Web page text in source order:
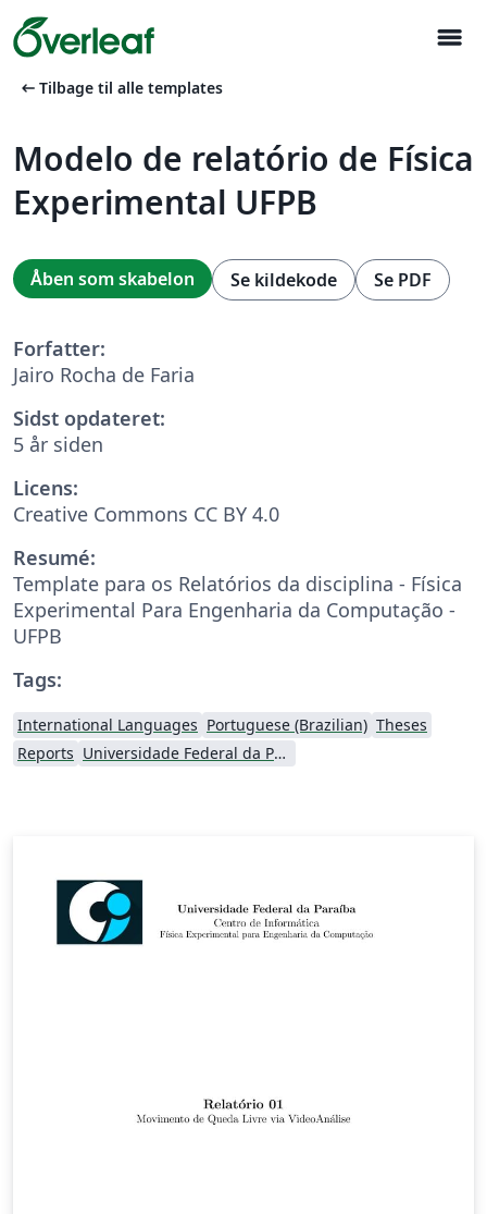
menu
arrow_left_alt Tilbage til alle templates
Modelo de relatório de Física
Experimental UFPB
Åben som skabelon Se kildekode Se PDF
Forfatter:
Jairo Rocha de Faria
Sidst opdateret:
5 år siden
Licens:
Creative Commons CC BY 4.0
Resumé:
Template para os Relatórios da disciplina - Física
Experimental Para Engenharia da Computação -
UFPB
Tags:
International Languages Portuguese (Brazilian) Theses
Reports
Universidade Federal da Paraíba (UFPB)